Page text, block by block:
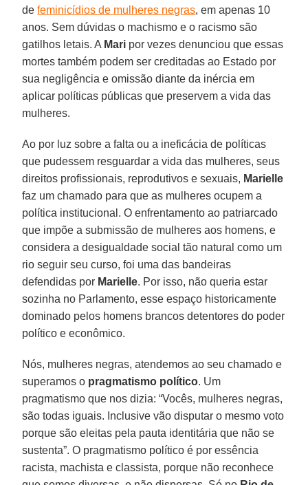
defeminicídios de mulheres negras, em apenas 10
anos. Sem dúvidas o machismo e o racismo são
gatilhos letais. A Mari por vezes denunciou que essas
mortes também podem ser creditadas ao Estado por
sua negligência e omissão diante da inércia em
aplicar políticas públicas que preservem a vida das
mulheres.
Ao por luz sobre a falta ou a ineficácia de políticas
que pudessem resguardar a vida das mulheres, seus
direitos profissionais, reprodutivos e sexuais, Marielle
faz um chamado para que as mulheres ocupem a
política institucional. O enfrentamento ao patriarcado
que impõe a submissão de mulheres aos homens, e
considera a desigualdade social tão natural como um
rio seguir seu curso, foi uma das bandeiras
defendidas por Marielle. Por isso, não queria estar
sozinha no Parlamento, esse espaço historicamente
dominado pelos homens brancos detentores do poder
político e econômico.
Nós, mulheres negras, atendemos ao seu chamado e
superamos o pragmatismo político. Um
pragmatismo que nos dizia: “Vocês, mulheres negras,
são todas iguais. Inclusive vão disputar o mesmo voto
porque são eleitas pela pauta identitária que não se
sustenta”. O pragmatismo político é por essência
racista, machista e classista, porque não reconhece